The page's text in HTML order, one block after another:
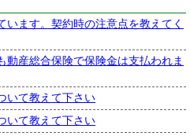
います。契約時の注意点を教えてく
動産総合保険で保険金は支払われま
いて教えて下さい
いて教えて下さい